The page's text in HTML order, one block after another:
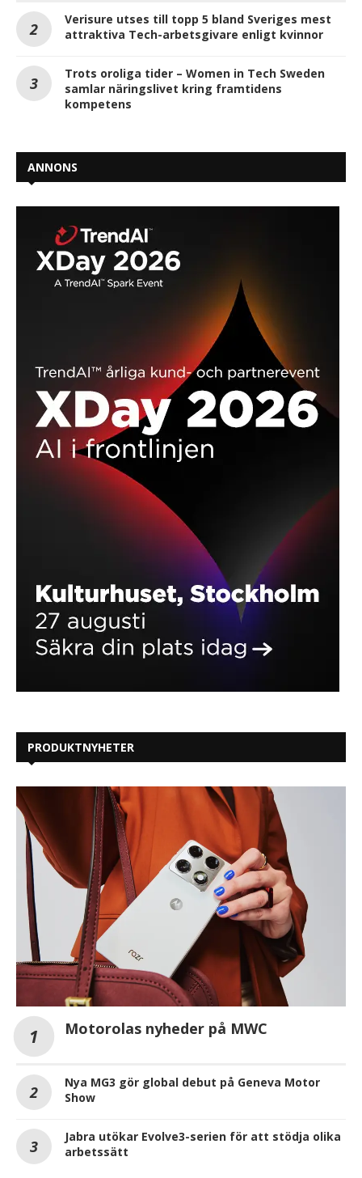
Verisure utses till topp 5 bland Sveriges mest
attraktiva Tech-arbetsgivare enligt kvinnor
Trots oroliga tider – Women in Tech Sweden
samlar näringslivet kring framtidens
kompetens
ANNONS
PRODUKTNYHETER
Motorolas nyheder på MWC
Nya MG3 gör global debut på Geneva Motor
Show
Jabra utökar Evolve3-serien för att stödja olika
arbetssätt